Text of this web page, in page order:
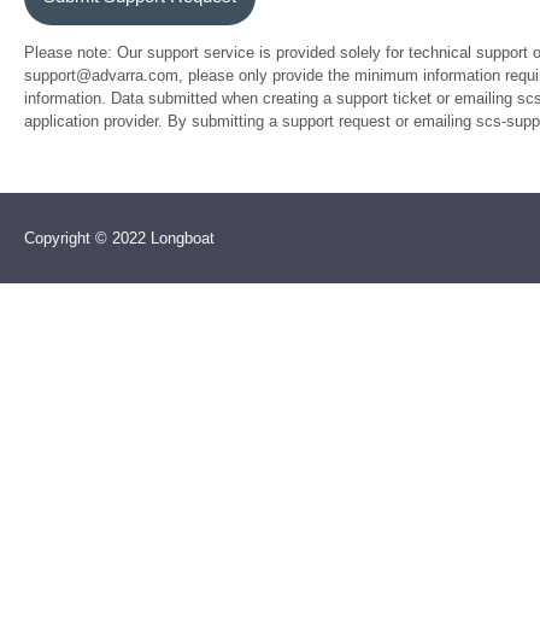
Please note: Our support service is provided solely for technical
support@advarra.com, please only provide the minimum information
information. Data submitted when creating a support ticket or emailing
application provider. By submitting a support request or emailing scs-
Copyright © 2022 Longboat